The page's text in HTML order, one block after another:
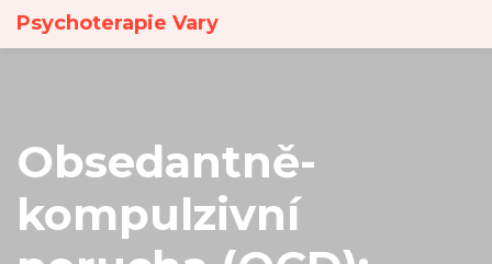
Psychoterapie Vary
Obsedantně-
kompulzivní